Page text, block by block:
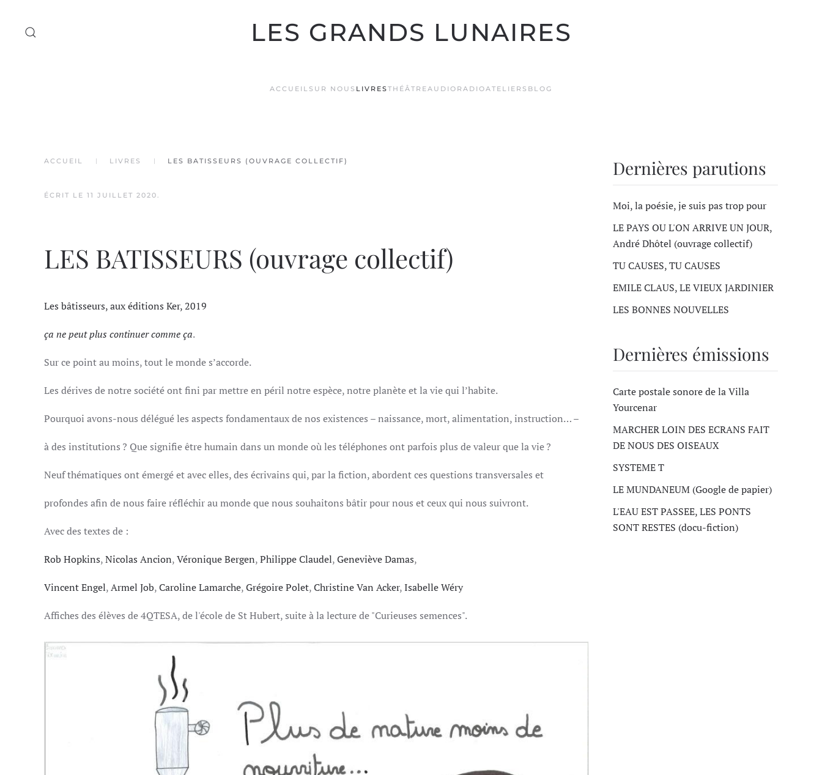
Accéder au contenu principal LES GRANDS LUNAIRES
ACCUEIL SUR NOUS LIVRESTHÉÂTREAUDIO RADIOATELIERS BLOG
ACCUEIL LIVRES LES BATISSEURS (OUVRAGE COLLECTIF)
ÉCRIT LE 11 JUILLET 2020.
LES BATISSEURS (ouvrage collectif)
Les bâtisseurs, aux éditions Ker, 2019
ça ne peut plus continuer comme ça.
Sur ce point au moins, tout le monde s’accorde.
Les dérives de notre société ont fini par mettre en péril notre espèce, notre planète et la vie qui l’habite.
Pourquoi avons-nous délégué les aspects fondamentaux de nos existences – naissance, mort, alimentation, instruction… –
à des institutions ? Que signifie être humain dans un monde où les téléphones ont parfois plus de valeur que la vie ?
Neuf thématiques ont émergé et avec elles, des écrivains qui, par la fiction, abordent ces questions transversales et
profondes afin de nous faire réfléchir au monde que nous souhaitons bâtir pour nous et ceux qui nous suivront.
Avec des textes de :
Rob Hopkins,Nicolas Ancion,Véronique Bergen,Philippe Claudel,Geneviève Damas,
Vincent Engel,Armel Job,Caroline Lamarche,Grégoire Polet,Christine Van Acker,Isabelle Wéry
Affiches des élèves de 4QTESA, de l'école de St Hubert, suite à la lecture de "Curieuses semences".
Dernières parutions
Moi, la poésie, je suis pas trop pour
LE PAYS OU L'ON ARRIVE UN JOUR,
André Dhôtel (ouvrage collectif)
TU CAUSES, TU CAUSES
EMILE CLAUS, LE VIEUX JARDINIER
LES BONNES NOUVELLES
Dernières émissions
Carte postale sonore de la Villa
Yourcenar
MARCHER LOIN DES ECRANS FAIT
DE NOUS DES OISEAUX
SYSTEME T
LE MUNDANEUM (Google de papier)
L'EAU EST PASSEE, LES PONTS
SONT RESTES (docu-fiction)